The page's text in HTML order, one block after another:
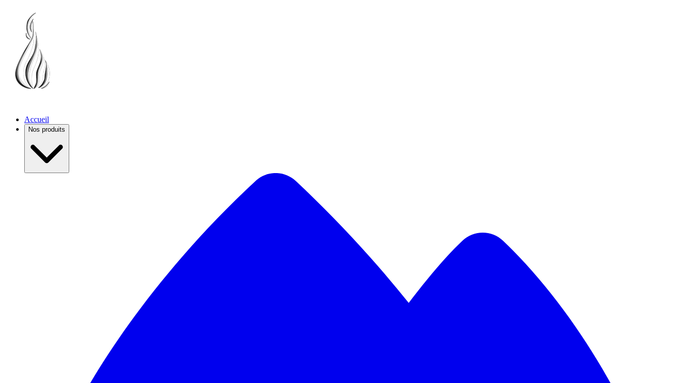
Accueil
Nos produits